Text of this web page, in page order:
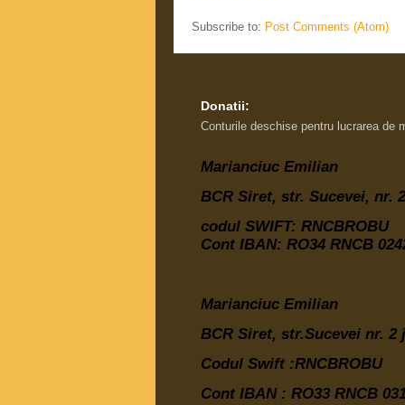
Subscribe to: Post Comments (Atom)
Donatii:
Conturile deschise pentru lucrarea de
Marianciuc Emilian
BCR Siret, str. Sucevei, nr.
codul SWIFT: RNCBROBU
Cont IBAN: RO34 RNCB
Marianciuc Emilian
BCR Siret, str.Sucevei nr. 2
Codul Swift :RNCBROBU
Cont IBAN : RO33 RNCB